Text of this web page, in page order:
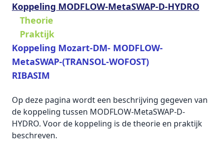
Koppeling MODFLOW-MetaSWAP-D-HYDRO
Theorie
Praktijk
Koppeling Mozart-DM- MODFLOW-
MetaSWAP-(TRANSOL-WOFOST)
RIBASIM
Op deze pagina wordt een beschrijving gegeven van
de koppeling tussen MODFLOW-MetaSWAP-D-
HYDRO. Voor de koppeling is de theorie en praktijk
beschreven.